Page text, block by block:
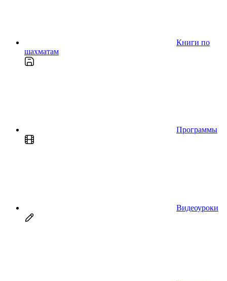
Книги по
шахматам
Программы
Видеоуроки